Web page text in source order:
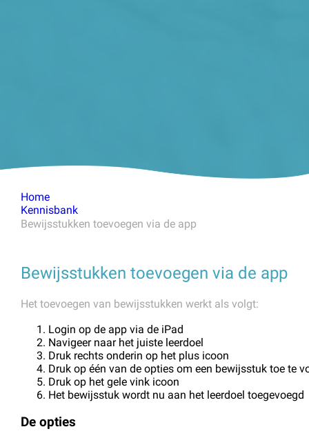
Home
Kennisbank
Bewijsstukken toevoegen via de app
Bewijsstukken toevoegen via de app
Het toevoegen van bewijsstukken werkt als volgt:
Login op de app via de iPad
Navigeer naar het juiste leerdoel
Druk rechts onderin op het plus icoon
Druk op één van de opties om een bewijsstuk toe te
Druk op het gele vink icoon
Het bewijsstuk wordt nu aan het leerdoel toegevoegd
De opties